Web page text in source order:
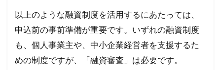
以上のような融資制度を活用するにあたっては、
申込前の事前準備が重要です。いずれの融資制度
も、個人事業主や、中小企業経営者を支援するた
めの制度ですが、「融資審査」は必要です。